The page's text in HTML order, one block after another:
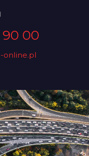
90 00
online.pl